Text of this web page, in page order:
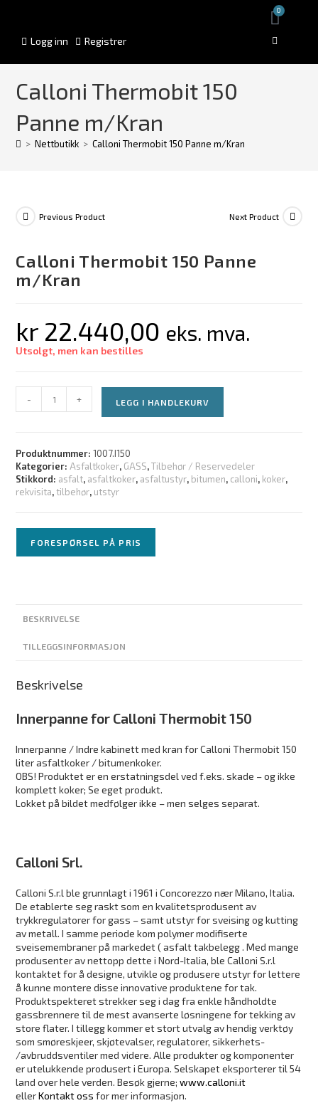
Logg inn Registrer
0
Calloni Thermobit 150
Panne m/Kran
> Nettbutikk > Calloni Thermobit 150 Panne m/Kran
Previous Product Next Product
Calloni Thermobit 150 Panne
m/Kran
kr 22.440,00 eks. mva.
Utsolgt, men kan bestilles
- + LEGG I HANDLEKURV
Produktnummer:1007.I150
Kategorier: Asfaltkoker, GASS,Tilbehør / Reservedeler
Stikkord: asfalt, asfaltkoker, asfaltustyr, bitumen, calloni, koker,
rekvisita,tilbehør, utstyr
FORESPØRSEL PÅ PRIS
BESKRIVELSE
TILLEGGSINFORMASJON
Beskrivelse
Innerpanne for Calloni Thermobit 150
Innerpanne / Indre kabinett med kran for Calloni Thermobit 150
liter asfaltkoker / bitumenkoker.
OBS! Produktet er en erstatningsdel ved f.eks. skade – og ikke
komplett koker; Se eget produkt.
Lokket på bildet medfølger ikke – men selges separat.
Calloni Srl.
Calloni S.r.l ble grunnlagt i 1961 i Concorezzo nær Milano, Italia.
De etablerte seg raskt som en kvalitetsprodusent av
trykkregulatorer for gass – samt utstyr for sveising og kutting
av metall. I samme periode kom polymer modifiserte
sveisemembraner på markedet ( asfalt takbelegg . Med mange
produsenter av nettopp dette i Nord-Italia, ble Calloni S.r.l
kontaktet for å designe, utvikle og produsere utstyr for lettere
å kunne montere disse innovative produktene for tak.
Produktspekteret strekker seg i dag fra enkle håndholdte
gassbrennere til de mest avanserte løsningene for tekking av
store flater. I tillegg kommer et stort utvalg av hendig verktøy
som smøreskjeer, skjøtevalser, regulatorer, sikkerhets-
/avbruddsventiler med videre. Alle produkter og komponenter
er utelukkende produsert i Europa. Selskapet eksporterer til 54
land over hele verden. Besøk gjerne;www.calloni.it
ellerKontakt oss for mer informasjon.